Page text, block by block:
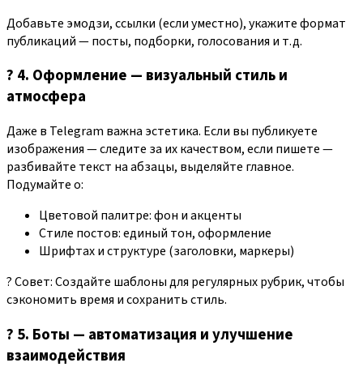
Добавьте эмодзи, ссылки (если уместно), укажите формат
публикаций — посты, подборки, голосования и т.д.
? 4. Оформление — визуальный стиль и
атмосфера
Даже в Telegram важна эстетика. Если вы публикуете
изображения — следите за их качеством, если пишете —
разбивайте текст на абзацы, выделяйте главное.
Подумайте о:
Цветовой палитре: фон и акценты
Стиле постов: единый тон, оформление
Шрифтах и структуре (заголовки, маркеры)
?️ Совет: Создайте шаблоны для регулярных рубрик, чтобы
сэкономить время и сохранить стиль.
? 5. Боты — автоматизация и улучшение
взаимодействия